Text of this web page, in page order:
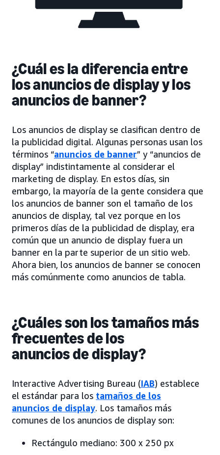
¿Cuál es la diferencia entre
los anuncios de display y los
anuncios de banner?
Los anuncios de display se clasifican dentro de
la publicidad digital. Algunas personas usan los
términos “anuncios de banner” y “anuncios de
display” indistintamente al considerar el
marketing de display. En estos días, sin
embargo, la mayoría de la gente considera que
los anuncios de banner son el tamaño de los
anuncios de display, tal vez porque en los
primeros días de la publicidad de display, era
común que un anuncio de display fuera un
banner en la parte superior de un sitio web.
Ahora bien, los anuncios de banner se conocen
más comúnmente como anuncios de tabla.
¿Cuáles son los tamaños más
frecuentes de los
anuncios de display?
Interactive Advertising Bureau (IAB) establece
el estándar para los tamaños de los
anuncios de display. Los tamaños más
comunes de los anuncios de display son:
Rectángulo mediano: 300 x 250 px